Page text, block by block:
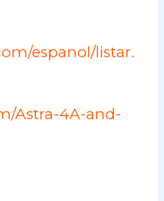
espanol/listar.
Astra-4A-and-